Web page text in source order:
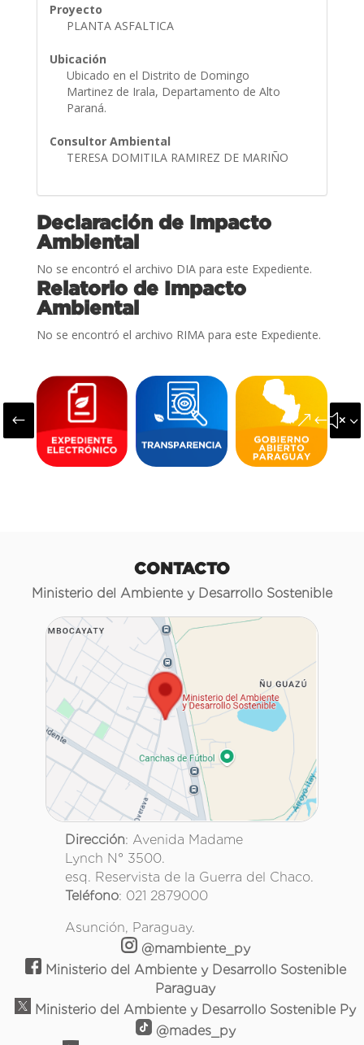
Proyecto
PLANTA ASFALTICA
Ubicación
Ubicado en el Distrito de Domingo
Martinez de Irala, Departamento de Alto
Paraná.
Consultor Ambiental
TERESA DOMITILA RAMIREZ DE MARIÑO
Declaración de Impacto
Ambiental
No se encontró el archivo DIA para este Expediente.
Relatorio de Impacto
Ambiental
No se encontró el archivo RIMA para este Expediente.
#
CONTACTO
Ministerio del Ambiente y Desarrollo Sostenible
Dirección: Avenida Madame
Lynch N° 3500.
esq. Reservista de la Guerra del Chaco.
Teléfono: 021 2879000
Asunción, Paraguay.
@mambiente_py
Ministerio del Ambiente y Desarrollo Sostenible
Paraguay
Ministerio del Ambiente y Desarrollo Sostenible Py
@mades_py